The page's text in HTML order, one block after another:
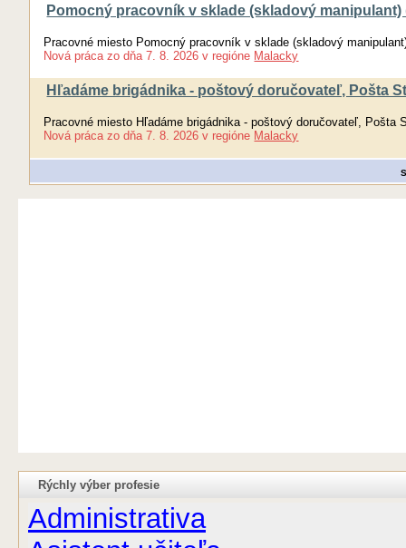
Pomocný pracovník v sklade (skladový manipulant)
Pracovné miesto Pomocný pracovník v sklade (skladový
Nová práca zo dňa 7. 8. 2026 v regióne Malacky
Hľadáme brigádnika - poštový doručovateľ, Pošta
Pracovné miesto Hľadáme brigádnika - poštový doručovateľ, Pošta
Nová práca zo dňa 7. 8. 2026 v regióne Malacky
Rýchly výber profesie
Administrativa